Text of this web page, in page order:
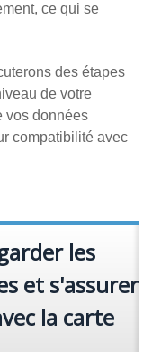
ce qui se
des étapes
de votre
vos données
compatibilité avec
les
et s'assurer
la carte